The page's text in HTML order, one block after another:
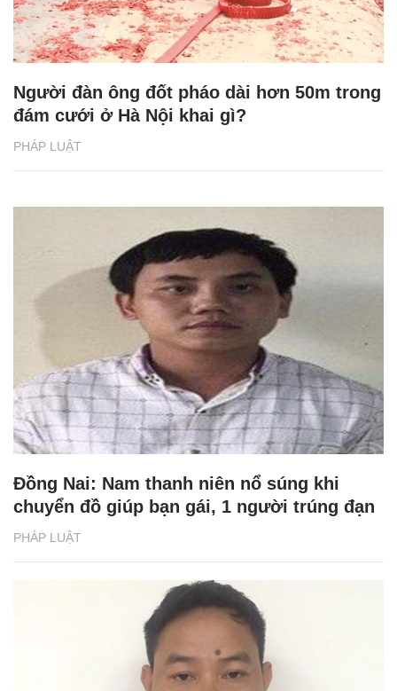
PHÁP LUẬT
Người đàn ông đốt pháo dài hơn 50m trong
đám cưới ở Hà Nội khai gì?
PHÁP LUẬT
Đồng Nai: Nam thanh niên nổ súng khi
chuyển đồ giúp bạn gái, 1 người trúng đạn